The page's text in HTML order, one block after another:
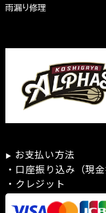
雨漏り修理
▶ お支払い方法
・口座振り込み（現金
・クレジット